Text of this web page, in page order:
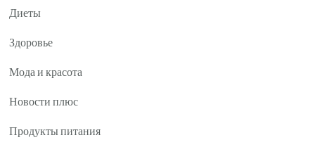
Диеты
Здоровье
Мода и красота
Новости плюс
Продукты питания